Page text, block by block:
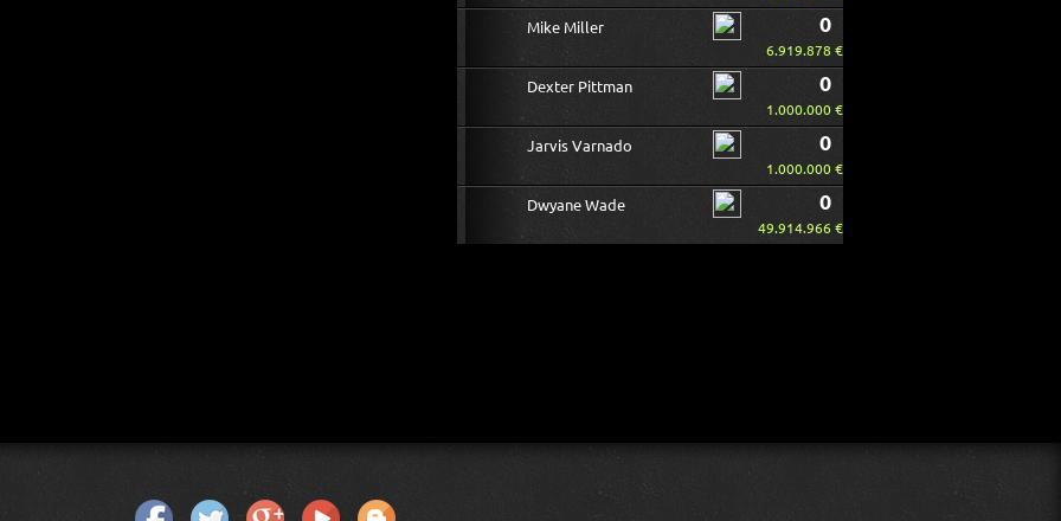
Mike Miller 0
6.919.878 €
Dexter Pittman 0
1.000.000 €
Jarvis Varnado 0
1.000.000 €
Dwyane Wade 0
49.914.966 €